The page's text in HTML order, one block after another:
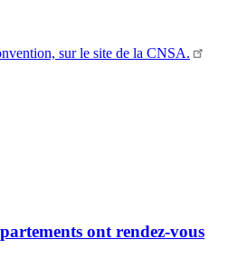
sur le site de la CNSA.
ont rendez-vous